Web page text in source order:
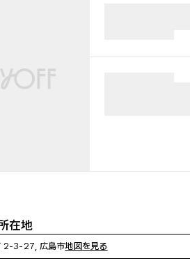
在地
2-3-27, 広島市地図を見る